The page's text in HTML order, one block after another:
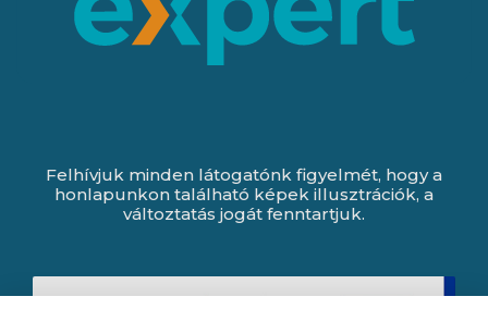
Felhívjuk minden látogatónk figyelmét, hogy a
honlapunkon található képek illusztrációk, a
változtatás jogát fenntartjuk.